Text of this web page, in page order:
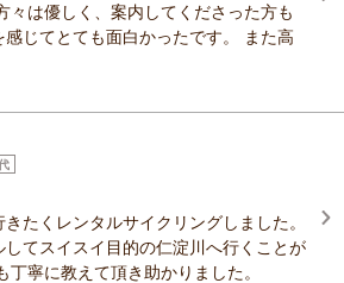
々は優しく、案内してくださった方も
じてとても面白かったです。 また高
たくレンタルサイクリングしました。
てスイスイ目的の仁淀川へ行くことが
寧に教えて頂き助かりました。